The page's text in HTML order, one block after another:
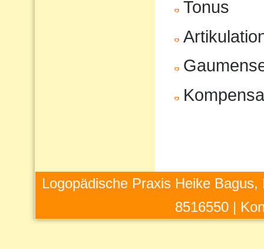
Tonus
Logopädische Praxis Heike
8516550 |